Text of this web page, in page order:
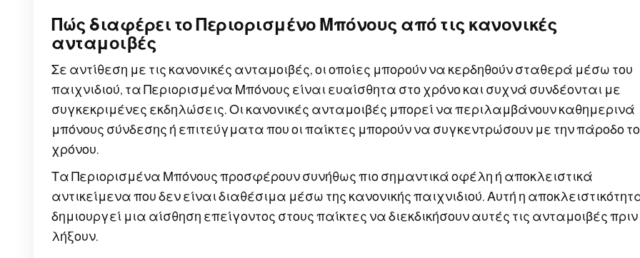
Πώς διαφέρει το Περιορισμένο Μπόνους από τις κανονικές
ανταμοιβές
Σε αντίθεση με τις κανονικές ανταμοιβές, οι οποίες μπορούν να κερδηθούν σταθερά μέσω του
παιχνιδιού, τα Περιορισμένα Μπόνους είναι ευαίσθητα στο χρόνο και συχνά συνδέονται με
συγκεκριμένες εκδηλώσεις. Οι κανονικές ανταμοιβές μπορεί να περιλαμβάνουν καθημερινά
μπόνους σύνδεσης ή επιτεύγματα που οι παίκτες μπορούν να συγκεντρώσουν με την πάροδο
χρόνου.
Τα Περιορισμένα Μπόνους προσφέρουν συνήθως πιο σημαντικά οφέλη ή αποκλειστικά
αντικείμενα που δεν είναι διαθέσιμα μέσω της κανονικής παιχνιδιού. Αυτή η
δημιουργεί μια αίσθηση επείγοντος στους παίκτες να διεκδικήσουν αυτές τις ανταμοιβές πριν
λήξουν.